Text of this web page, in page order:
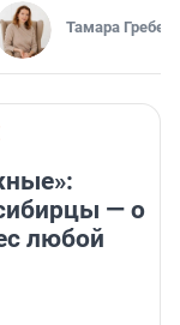
Тамара
— о
любой